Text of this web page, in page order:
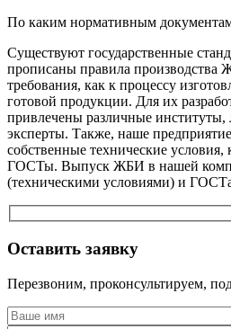
По каким нормативным
Существуют государственные
прописаны правила производства
требования, как к процессу
готовой продукции. Для их
привлечены различные
эксперты. Также, наше
собственные технические
ГОСТы. Выпуск ЖБИ в нашей
(техническими условиями) и
Оставить заявку
Перезвоним, проконсультируем,